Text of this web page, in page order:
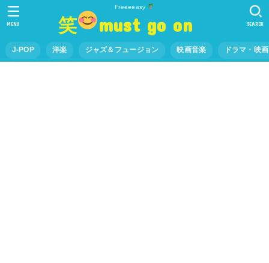
Freeeeasy
笑 must go on
J-POP 洋楽 ジャズ＆フュージョン 映画音楽 ドラマ・映
SEARCH
MENU